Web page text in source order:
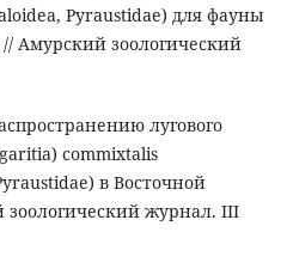
Pyraustidae) для фауны
Амурский зоологический
лугового
commixtalis
в Восточной
журнал. III